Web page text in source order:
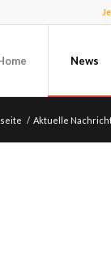
News
/ Aktuelle